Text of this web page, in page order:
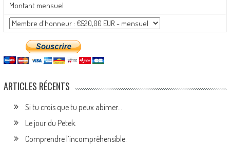
Montant mensuel
ARTICLES RÉCENTS
Si tu crois que tu peux abimer…
Le jour du Petek.
Comprendre l’incompréhensible.